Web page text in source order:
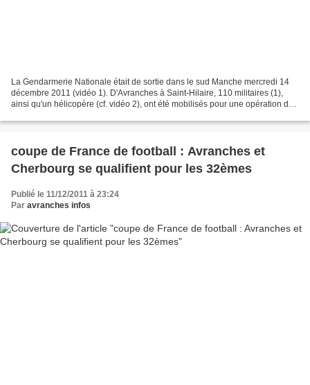
La Gendarmerie Nationale était de sortie dans le sud Manche mercredi 14
décembre 2011 (vidéo 1). D'Avranches à Saint-Hilaire, 110 militaires (1),
ainsi qu'un hélicopère (cf. vidéo 2), ont été mobilisés pour une opération de
coupe de France de football : Avranches et
Cherbourg se qualifient pour les 32èmes
Publié le 11/12/2011 à 23:24
Par avranches infos